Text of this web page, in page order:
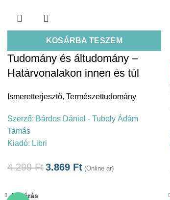
KOSÁRBA TESZEM
Tudomány és áltudomány –
Határvonalakon innen és túl
Ismeretterjesztő, Természettudomány
Szerző: Bárdos Dániel - Tuboly Ádám
Tamás
Kiadó: Libri
4.299Ft3.869 Ft (Online ár)
Bezárás